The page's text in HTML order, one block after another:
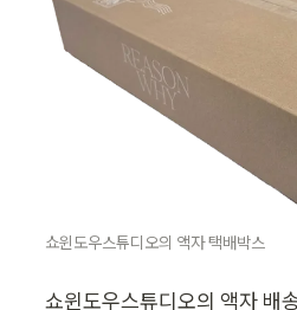
쇼윈도우스튜디오의 액자 택배박스
쇼윈도우스튜디오의 액자 배